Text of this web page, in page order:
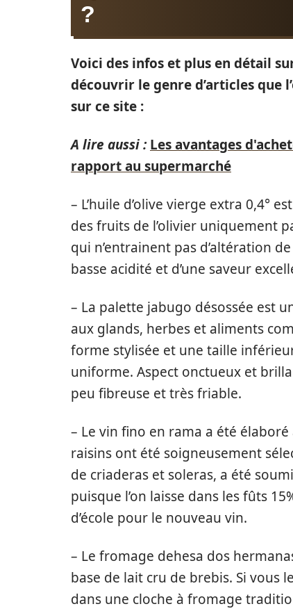
?
Voici des infos et plus en détail
découvrir le genre d’articles que
sur ce site :
A lire aussi : Les avantages
rapport au supermarché
– L’huile d’olive vierge extra 0,4°
des fruits de l’olivier uniquement
qui n’entrainent pas d’altération
basse acidité et d’une saveur
– La palette jabugo désossée est
aux glands, herbes et aliments
forme stylisée et une taille
uniforme. Aspect onctueux et
peu fibreuse et très friable.
– Le vin fino en rama a été
raisins ont été soigneusement
de criaderas et soleras, a été
puisque l’on laisse dans les fûts
d’école pour le nouveau vin.
– Le fromage dehesa dos
base de lait cru de brebis. Si vous
dans une cloche à fromage